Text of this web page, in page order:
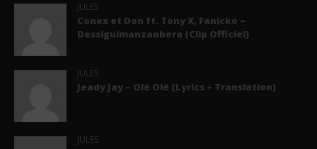
JULES
Conex et Don ft. Tony X, Fanicko –
Dessiguimanzanbera (Clip Officiel)
JULES
Jeady Jay – Olé Olé (Lyrics + Translation)
JULES